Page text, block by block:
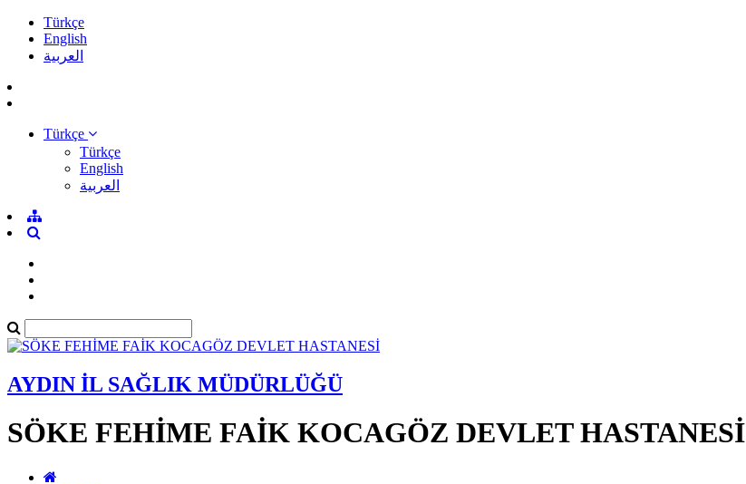
Türkçe
English
العربية
Türkçe
Türkçe
English
العربية
AYDIN İL SAĞLIK MÜDÜRLÜĞÜ
SÖKE FEHİME FAİK KOCAGÖZ DEVLET HASTANESİ